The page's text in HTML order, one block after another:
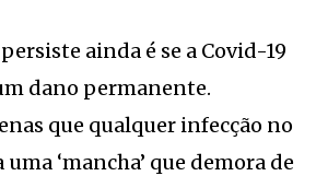
ainda é se a Covid-19
dano permanente.
que qualquer infecção no
‘mancha’ que demora de